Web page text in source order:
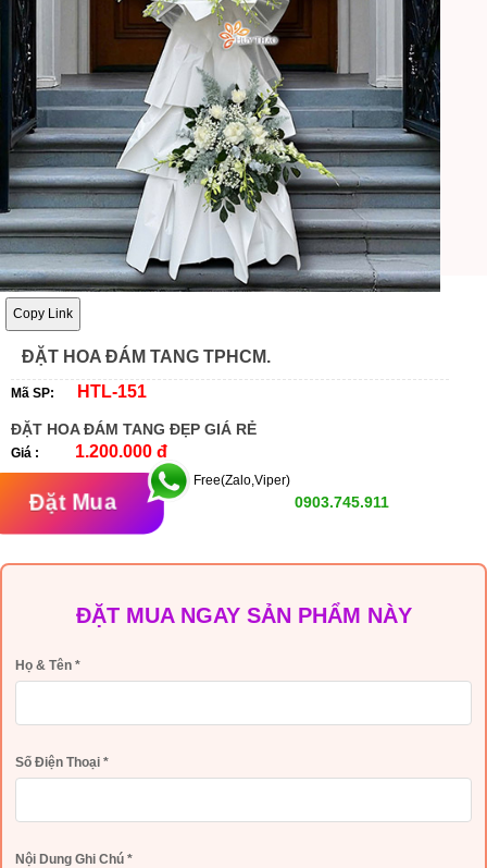
Copy Link
ĐẶT HOA ĐÁM TANG TPHCM.
Mã SP: HTL-151
ĐẶT HOA ĐÁM TANG ĐẸP GIÁ RẺ
Giá : 1.200.000 đ
Đặt Mua
Free(Zalo,Viper)
0903.745.911
ĐẶT MUA NGAY SẢN PHẨM NÀY
Họ & Tên *
Số Điện Thoại *
Nội Dung Ghi Chú *